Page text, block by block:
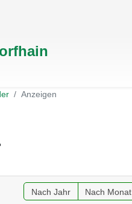
Anzeigen
Nach Jahr Nach Monat